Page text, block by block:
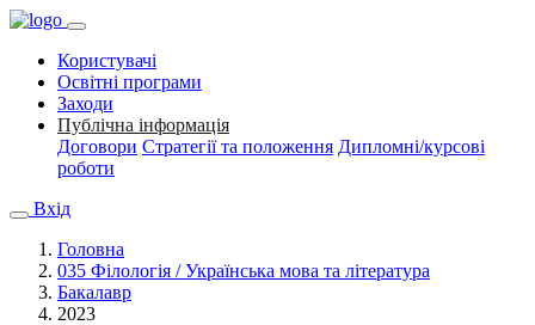
Користувачі
Освітні програми
Заходи
Публічна інформація
Договори Стратегії та положення Дипломні/курсові
роботи
Вхід
Головна
035 Філологія / Українська мова та література
Бакалавр
2023